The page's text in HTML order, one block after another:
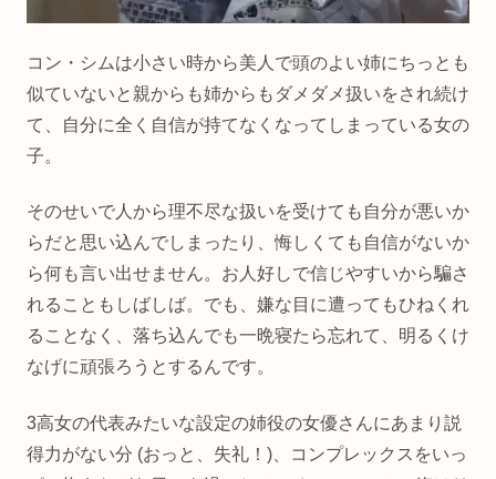
コン・シムは小さい時から美人で頭のよい姉にちっとも
似ていないと親からも姉からもダメダメ扱いをされ続け
て、自分に全く自信が持てなくなってしまっている女の
子。
そのせいで人から理不尽な扱いを受けても自分が悪いか
らだと思い込んでしまったり、悔しくても自信がないか
ら何も言い出せません。お人好しで信じやすいから騙さ
れることもしばしば。でも、嫌な目に遭ってもひねくれ
ることなく、落ち込んでも一晩寝たら忘れて、明るくけ
なげに頑張ろうとするんです。
3高女の代表みたいな設定の姉役の女優さんにあまり説
得力がない分 (おっと、失礼！)、コンプレックスをいっ